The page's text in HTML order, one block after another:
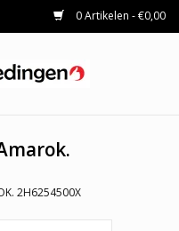
0 Artikelen - €0,00
2H6254500X